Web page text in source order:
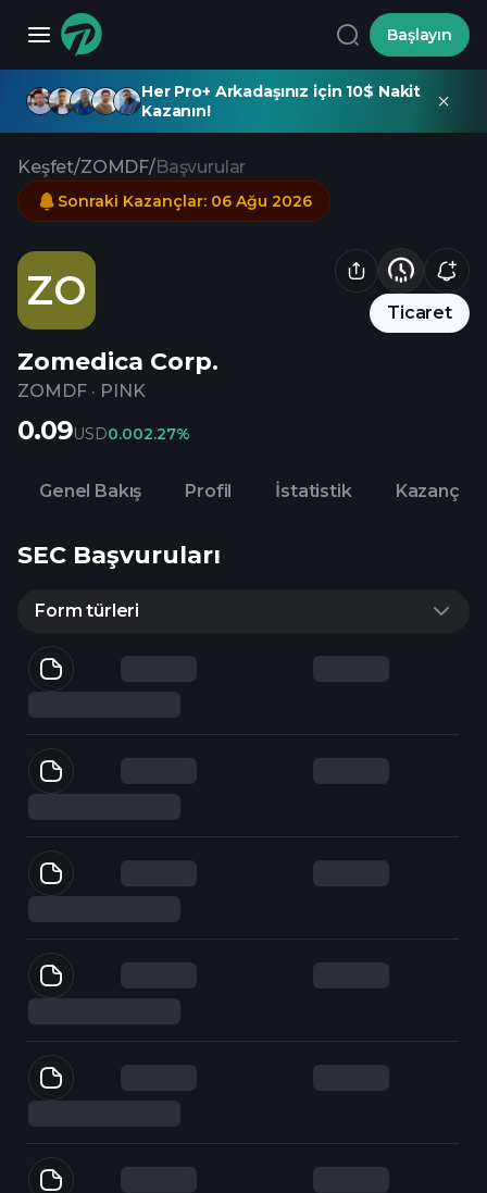
Başlayın
Her Pro+ Arkadaşınız için 10$ Nakit
Kazanın!
Keşfet/ZOMDF/Başvurular
ZO Ticaret
Zomedica Corp.
ZOMDF · PINK
Sonraki Kazançlar: 06 Ağu 2026
0.09USD0.002.27%
Genel Bakış Profil İstatistik Kazanç
SEC Başvuruları
Form türleri